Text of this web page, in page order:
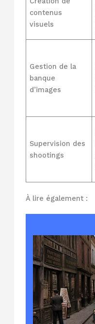
contenus
visuels
Gestion de la
banque
d’images
Supervision des
shootings
À lire également :